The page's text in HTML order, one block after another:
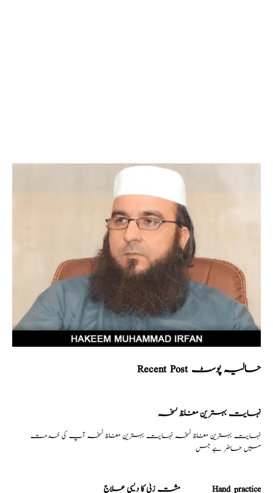
Recent Post حالیہ پوسٹ
نہایت بہترین مغلظ نسخہ
نہایت بہترین مغلظ نسخہ نہایت بہترین مغلظ نسخہ آپ کی خدمت
میں حاضر ہے جس
مشت زنی کا دیسی علاج _______Hand practice